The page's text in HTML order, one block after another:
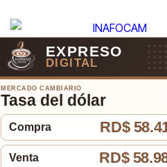
EXPRESO
DIGITAL
MERCADO CAMBIARIO
Tasa del dólar
Compra RD$
Venta RD$